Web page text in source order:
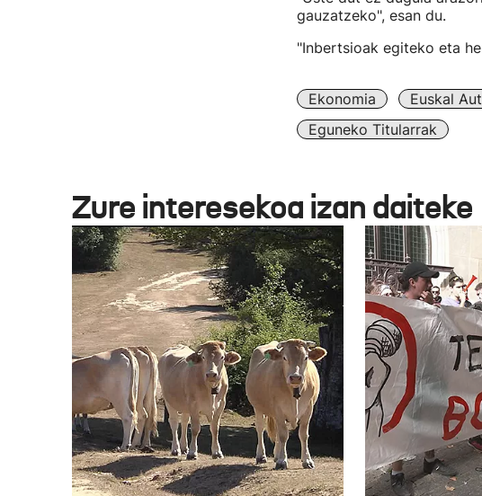
gauzatzeko", esan du.
"Inbertsioak egiteko eta
Ekonomia Euskal
Eguneko Titularrak
Zure interesekoa izan daiteke